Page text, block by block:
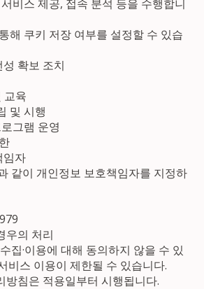
비스 제공, 접속 분석 등을 수행합니
해 쿠키 저장 여부를 설정할 수 있습
확보 조치
교육
및 시행
그램 운영
임자
같이 개인정보 보호책임자를 지정하
우의 처리
집·이용에 대해 동의하지 않을 수 있
비스 이용이 제한될 수 있습니다.
방침은 적용일부터 시행됩니다.